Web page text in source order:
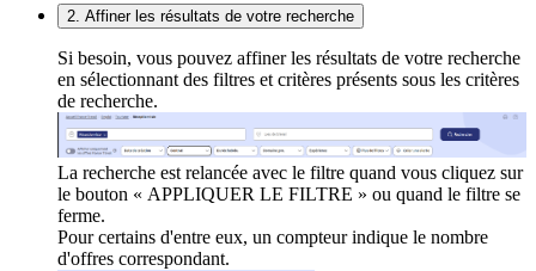
2. Affiner les résultats de votre recherche
Si besoin, vous pouvez affiner les résultats de votre recherche
en sélectionnant des filtres et critères présents sous les critères
de recherche.
La recherche est relancée avec le filtre quand vous cliquez sur
le bouton « APPLIQUER LE FILTRE » ou quand le filtre se
ferme.
Pour certains d'entre eux, un compteur indique le nombre
d'offres correspondant.